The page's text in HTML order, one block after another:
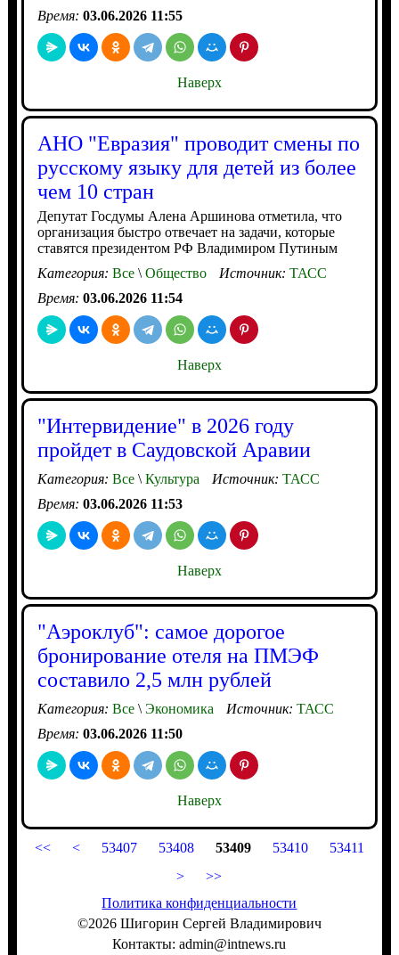
Время: 03.06.2026 11:55
Наверх
АНО "Евразия" проводит смены по
русскому языку для детей из более
чем 10 стран
Депутат Госдумы Алена Аршинова отметила, что
организация быстро отвечает на задачи, которые
ставятся президентом РФ Владимиром Путиным
Категория: Все\Общество Источник: ТАСС
Время: 03.06.2026 11:54
Наверх
"Интервидение" в 2026 году
пройдет в Саудовской Аравии
Категория: Все\Культура Источник: ТАСС
Время: 03.06.2026 11:53
Наверх
"Аэроклуб": самое дорогое
бронирование отеля на ПМЭФ
составило 2,5 млн рублей
Категория: Все\Экономика Источник: ТАСС
Время: 03.06.2026 11:50
Наверх
<< < 53407 53408 53409 53410
53411
>
>>
Политика конфиденциальности
©2026 Шигорин Сергей Владимирович
Контакты: admin@intnews.ru